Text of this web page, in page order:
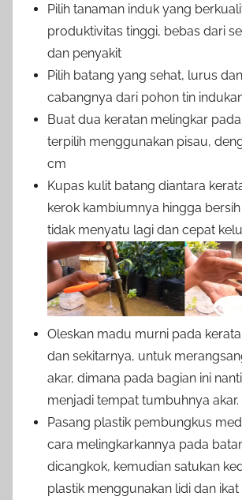
Pilih tanaman induk yang
produktivitas tinggi, bebas dari
dan penyakit
Pilih batang yang sehat, lurus
cabangnya dari pohon tin
Buat dua keratan melingkar
terpilih menggunakan pisau,
cm
Kupas kulit batang diantara
kerok kambiumnya hingga
tidak menyatu lagi dan cepat
Oleskan madu murni pada
dan sekitarnya, untuk
akar, dimana pada bagian ini
menjadi tempat tumbuhnya akar.
Pasang plastik pembungkus
cara melingkarkannya pada
dicangkok, kemudian satukan
plastik menggunakan lidi dan